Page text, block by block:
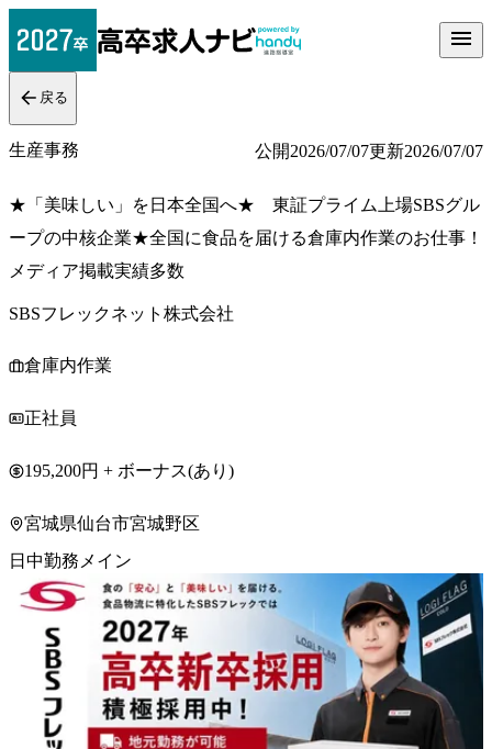
戻る
生産事務 公開2026/07/07更新2026/07/07
★「美味しい」を日本全国へ★ 東証プライム上場SBSグル
ープの中核企業★全国に食品を届ける倉庫内作業のお仕事！
メディア掲載実績多数
SBSフレックネット株式会社
倉庫内作業
正社員
195,200円 + ボーナス(あり)
宮城県仙台市宮城野区
日中勤務メイン